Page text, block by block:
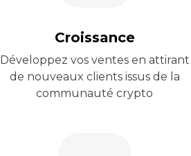
Croissance
Développez vos ventes en attirant
de nouveaux clients issus de la
communauté crypto